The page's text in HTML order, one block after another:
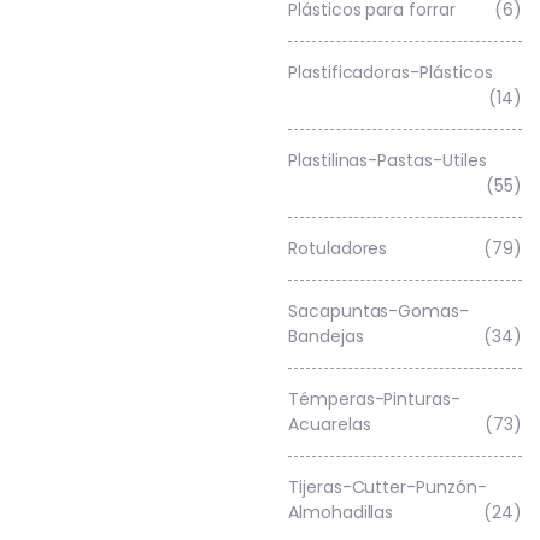
Plásticos para forrar (6)
Plastificadoras-Plásticos
(14)
Plastilinas-Pastas-Utiles
(55)
Rotuladores (79)
Sacapuntas-Gomas-
Bandejas
(34)
Témperas-Pinturas-
Acuarelas
(73)
Tijeras-Cutter-Punzón-
Almohadillas
(24)